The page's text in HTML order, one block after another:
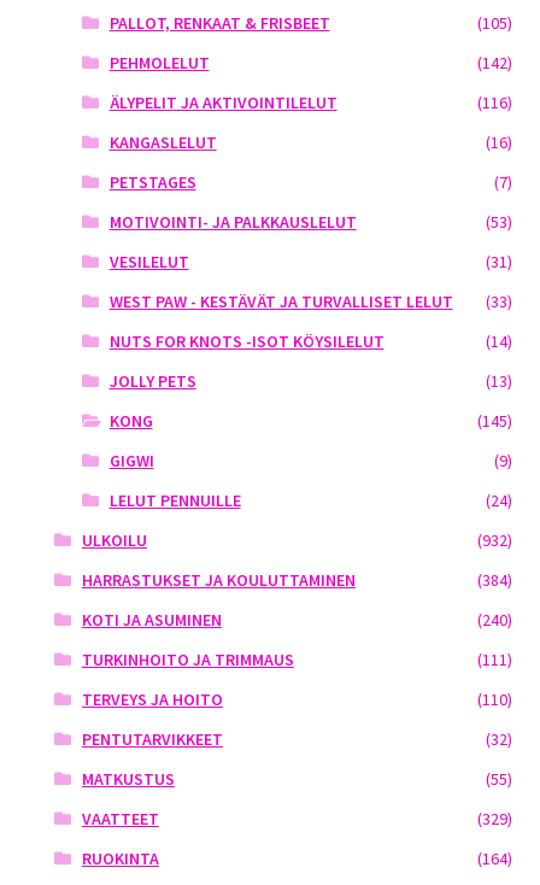
PALLOT, RENKAAT & FRISBEET
(105)
PEHMOLELUT
(142)
ÄLYPELIT JA AKTIVOINTILELUT
(116)
KANGASLELUT
(16)
PETSTAGES
(7)
MOTIVOINTI- JA PALKKAUSLELUT
(53)
VESILELUT
(31)
WEST PAW - KESTÄVÄT JA TURVALLISET LELUT
(33)
NUTS FOR KNOTS -ISOT KÖYSILELUT
(14)
JOLLY PETS
(13)
KONG
(145)
GIGWI
(9)
LELUT PENNUILLE
(24)
ULKOILU
(932)
HARRASTUKSET JA KOULUTTAMINEN
(384)
KOTI JA ASUMINEN
(240)
TURKINHOITO JA TRIMMAUS
(111)
TERVEYS JA HOITO
(110)
PENTUTARVIKKEET
(32)
MATKUSTUS
(55)
VAATTEET
(329)
RUOKINTA
(164)